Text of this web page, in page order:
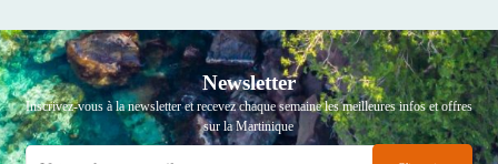
Newsletter
Inscrivez-vous à la newsletter et recevez chaque semaine les meilleures infos et offres
sur la Martinique